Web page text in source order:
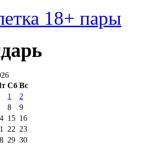
18+ пары
Сб Вс
1
2
8
9
15 16
22 23
29 30